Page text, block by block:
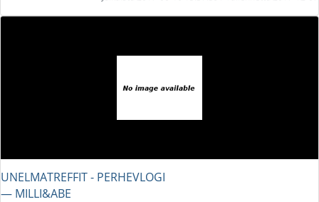
UNELMATREFFIT - PERHEVLOGI
― MILLI&ABE